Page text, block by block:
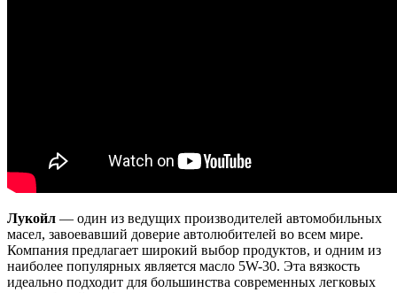
Лукойл — один из ведущих производителей автомобильных
масел, завоевавший доверие автолюбителей во всем мире.
Компания предлагает широкий выбор продуктов, и одним из
наиболее популярных является масло 5W-30. Эта вязкость
идеально подходит для большинства современных легковых